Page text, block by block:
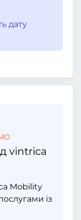
дату
vintrica
Mobility
із